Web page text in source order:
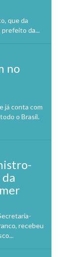
que da
prefeito da...
no
já conta com
o Brasil.
recebeu